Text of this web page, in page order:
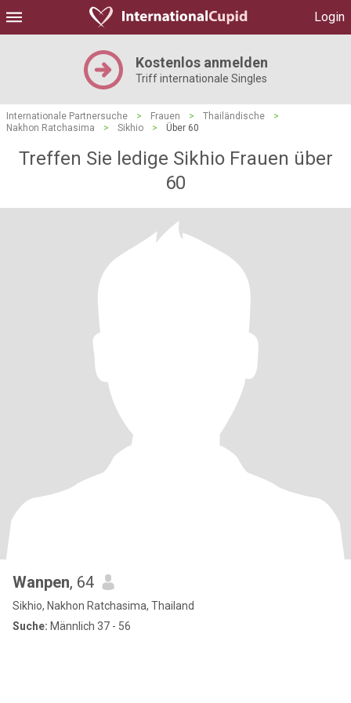
Login
Kostenlos anmelden
Triff internationale Singles
Internationale Partnersuche > Frauen > Thailändische
>
Nakhon Ratchasima
> Sikhio > Über 60
Treffen Sie ledige Sikhio Frauen über
60
Wanpen, 64
Sikhio, Nakhon Ratchasima, Thailand
Suche: Männlich 37 - 56